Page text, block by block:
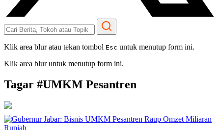
Klik area blur atau tekan tombol Esc untuk menutup form ini.
Klik area blur untuk menutup form ini.
Tagar #UMKM Pesantren